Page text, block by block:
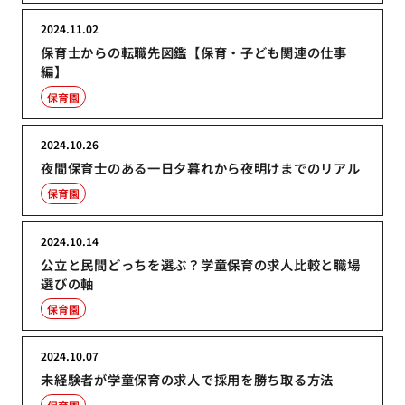
保育士からの転職先図鑑【保育・子ども関連の仕事
編】
2024.11.02
保育園
夜間保育士のある一日夕暮れから夜明けまでのリアル
2024.10.26
保育園
公立と民間どっちを選ぶ？学童保育の求人比較と職場
選びの軸
2024.10.14
保育園
未経験者が学童保育の求人で採用を勝ち取る方法
2024.10.07